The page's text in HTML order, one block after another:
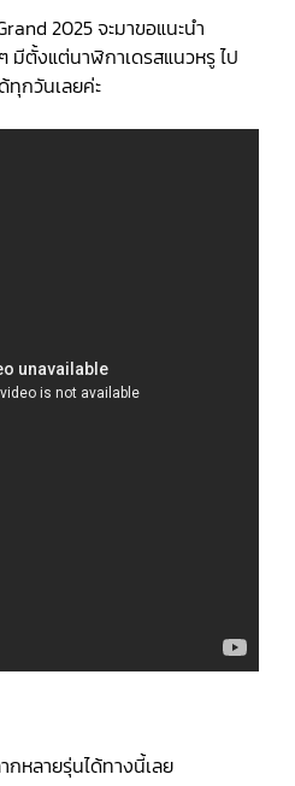
2025 จะมาขอแนะนำ
มีตั้งแต่นาฬิกาเดรสแนวหรู ไป
ทุกวันเลยค่ะ
หลายรุ่นได้ทางนี้เลย